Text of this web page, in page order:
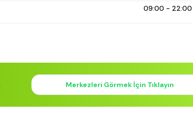
09:00 - 22:00
Merkezleri Görmek İçin Tıklayın